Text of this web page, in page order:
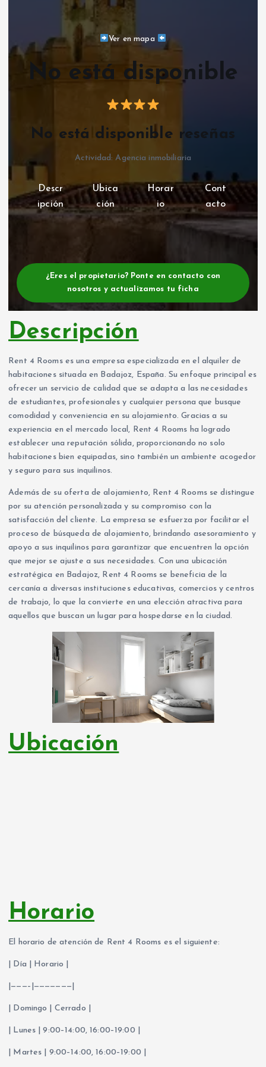
Ver en mapa
No está disponible
No está disponible reseñas
Actividad: Agencia inmobiliaria
Descr
ipción
Ubica
ción
Horar
io
Cont
acto
¿Eres el propietario? Ponte en contacto con
nosotros y actualizamos tu ficha
Descripción
Rent 4 Rooms es una empresa especializada en el alquiler de
habitaciones situada en Badajoz, España. Su enfoque principal es
ofrecer un servicio de calidad que se adapta a las necesidades
de estudiantes, profesionales y cualquier persona que busque
comodidad y conveniencia en su alojamiento. Gracias a su
experiencia en el mercado local, Rent 4 Rooms ha logrado
establecer una reputación sólida, proporcionando no solo
habitaciones bien equipadas, sino también un ambiente acogedor
y seguro para sus inquilinos.
Además de su oferta de alojamiento, Rent 4 Rooms se distingue
por su atención personalizada y su compromiso con la
satisfacción del cliente. La empresa se esfuerza por facilitar el
proceso de búsqueda de alojamiento, brindando asesoramiento y
apoyo a sus inquilinos para garantizar que encuentren la opción
que mejor se ajuste a sus necesidades. Con una ubicación
estratégica en Badajoz, Rent 4 Rooms se beneficia de la
cercanía a diversas instituciones educativas, comercios y centros
de trabajo, lo que la convierte en una elección atractiva para
aquellos que buscan un lugar para hospedarse en la ciudad.
Ubicación
Horario
El horario de atención de Rent 4 Rooms es el siguiente:
| Día | Horario |
|———–|———————|
| Domingo | Cerrado |
| Lunes | 9:00–14:00, 16:00–19:00 |
| Martes | 9:00–14:00, 16:00–19:00 |